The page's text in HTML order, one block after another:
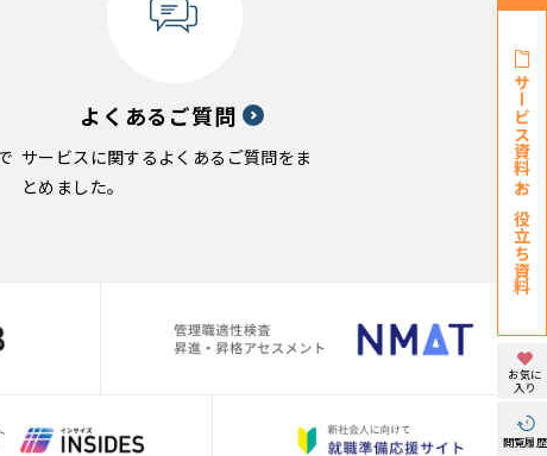
よくあるご質問
サービスに関するよくあるご質問をま
とめました。
サービス資料・
お役立ち資料
お気に
入り
閲覧履歴